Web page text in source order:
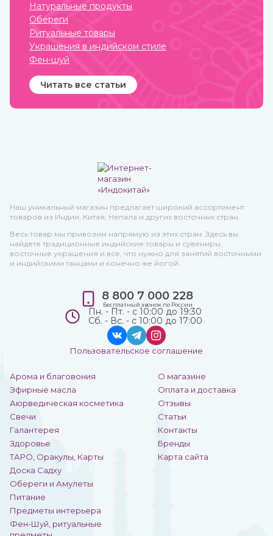
Натуральные продукты
Обереги
Ритуальные товары
Украшения в индийском стиле
Фен-шуй
Читать все статьи
Наш уникальный магазин предлагает широкий ассортимент
товаров из Индии, Китая, Непала и других восточных стран.
Весь товар мы привозим напрямую из этих стран. Здесь вы
найдете традиционные индийские товары и сувениры,
восточные украшения и все, что нужно для занятий восточными
и индийскими танцами и конечно же йогой.
Арома и благовония
Эфирные масла
Аюрведическая косметика
Свечи
Галантерея
Здоровье
ТАРО, Оракулы, Карты
Доска Садху
Обереги и Амулеты
Питание
Предметы интерьера
Фен-Шуй, ритуальные
О магазине
Оплата и доставка
Отзывы
Статьи
Контакты
Бренды
Карта сайта
8 800 7 000 228
Бесплатный звонок по России
Пн. - Пт. - с 10:00 до 19:30
Сб. - Вс. - с 10:00 до 17:00
Пользовательское соглашение